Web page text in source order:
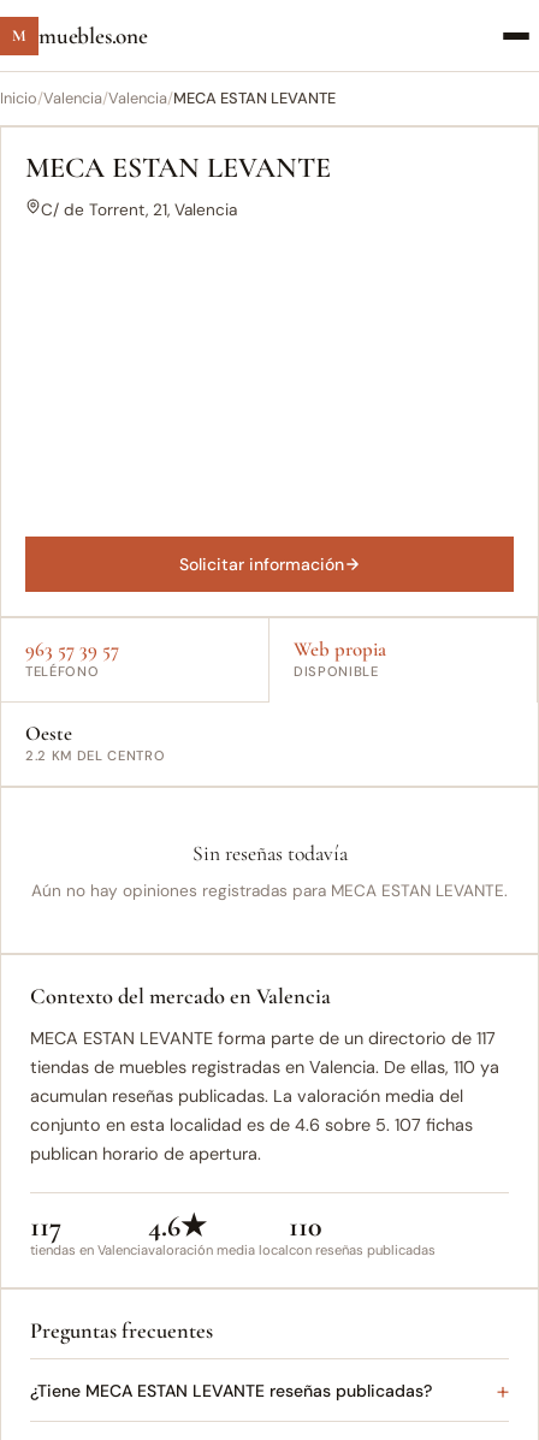
M muebles.one
Inicio/Valencia/Valencia/MECA ESTAN LEVANTE
MECA ESTAN LEVANTE
C/ de Torrent, 21, Valencia
Solicitar información
963 57 39 57
TELÉFONO
Web propia
DISPONIBLE
Oeste
2.2 KM DEL CENTRO
Sin reseñas todavía
Aún no hay opiniones registradas para MECA ESTAN LEVANTE.
Contexto del mercado en Valencia
MECA ESTAN LEVANTE forma parte de un directorio de 117
tiendas de muebles registradas en Valencia. De ellas, 110 ya
acumulan reseñas publicadas. La valoración media del
conjunto en esta localidad es de 4.6 sobre 5. 107 fichas
publican horario de apertura.
117
tiendas en Valencia
4.6★
valoración media local
110
con reseñas publicadas
Preguntas frecuentes
¿Tiene MECA ESTAN LEVANTE reseñas publicadas?